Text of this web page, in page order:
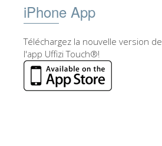
iPhone App
Téléchargez la nouvelle version de
l'app Uffizi Touch®!